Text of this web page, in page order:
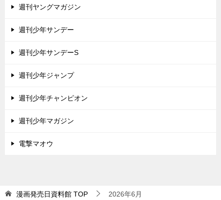
週刊ヤングマガジン
週刊少年サンデー
週刊少年サンデーS
週刊少年ジャンプ
週刊少年チャンピオン
週刊少年マガジン
電撃マオウ
漫画発売日資料館 TOP 2026年6月